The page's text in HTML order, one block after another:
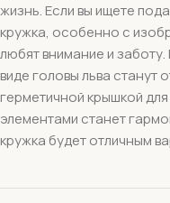
жизнь. Если вы ищете
кружка, особенно с
любят внимание и
виде головы льва станут
герметичной крышкой
элементами станет
кружка будет отличным